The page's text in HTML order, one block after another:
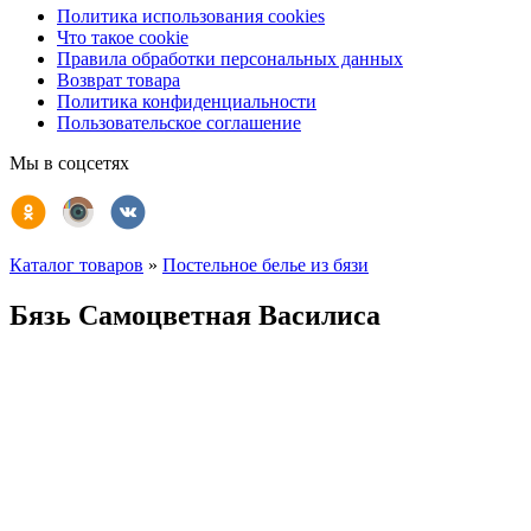
Политика использования cookies
Что такое cookie
Правила обработки персональных данных
Возврат товара
Политика конфиденциальности
Пользовательское соглашение
Мы в соцсетях
Каталог товаров » Постельное белье из бязи
Бязь Самоцветная Василиса